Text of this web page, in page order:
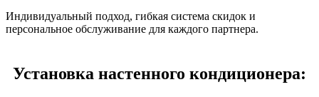
Индивидуальный подход, гибкая система скидок и
персональное обслуживание для каждого партнера.
Установка настенного кондиционера: